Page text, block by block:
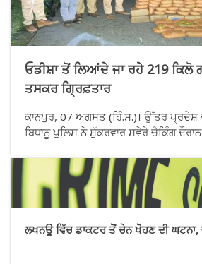
ਓਡੀਸ਼ਾ ਤੋਂ ਲਿਆਂਦੇ ਜਾ ਰਹੇ 219 ਕਿਲੋ
ਤਸਕਰ ਗ੍ਰਿਫ਼ਤਾਰ
ਕਾਨਪੁਰ, 07 ਅਗਸਤ (ਹਿੰ.ਸ.)। ਉੱਤਰ ਪ੍ਰਦੇਸ਼
ਬਿਧਾਨੂ ਪੁਲਿਸ ਨੇ ਸ਼ੁੱਕਰਵਾਰ ਸਵੇਰੇ ਚੈਕਿੰਗ
ਤਸਕਰ ਓਡੀਸ਼ਾ ਤੋਂ ਗਾਂਜਾ ਦੀ ਖੇਪ ਲਿਆ ਰਹੇ
ਅਤੇ ਨੇੜਲੇ
ਲਖਨਊ ਵਿੱਚ ਡਾਕਟਰ ਤੋਂ ਚੇਨ ਖੋਹਣ ਦੀ ਘਟਨਾ,